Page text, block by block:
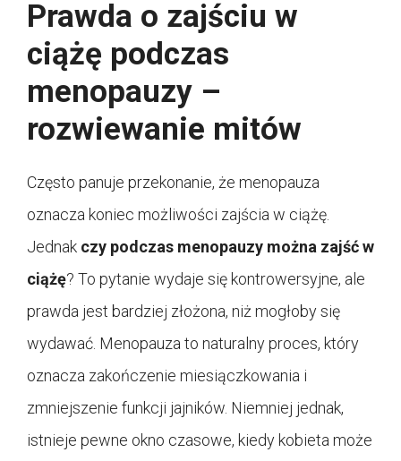
Prawda o zajściu w
ciążę podczas
menopauzy –
rozwiewanie mitów
Często panuje przekonanie, że menopauza
oznacza koniec możliwości zajścia w ciążę.
Jednak czy podczas menopauzy można zajść w
ciążę? To pytanie wydaje się kontrowersyjne, ale
prawda jest bardziej złożona, niż mogłoby się
wydawać. Menopauza to naturalny proces, który
oznacza zakończenie miesiączkowania i
zmniejszenie funkcji jajników. Niemniej jednak,
istnieje pewne okno czasowe, kiedy kobieta może